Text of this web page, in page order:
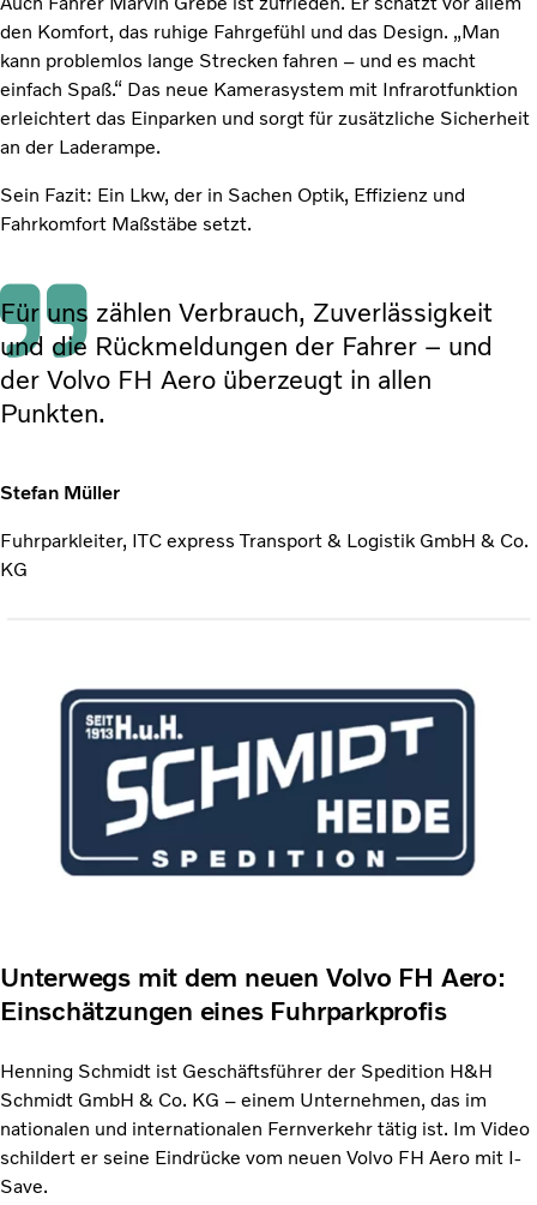
den Komfort, das ruhige Fahrgefühl und das Design. „Man
kann problemlos lange Strecken fahren – und es macht
einfach Spaß.“ Das neue Kamerasystem mit Infrarotfunktion
erleichtert das Einparken und sorgt für zusätzliche Sicherheit
an der Laderampe.
Sein Fazit: Ein Lkw, der in Sachen Optik, Effizienz und
Fahrkomfort Maßstäbe setzt.
Für uns zählen Verbrauch, Zuverlässigkeit
und die Rückmeldungen der Fahrer – und
der Volvo FH Aero überzeugt in allen
Punkten.
Stefan Müller
Fuhrparkleiter, ITC express Transport & Logistik GmbH & Co.
KG
Unterwegs mit dem neuen Volvo FH Aero:
Einschätzungen eines Fuhrparkprofis
Henning Schmidt ist Geschäftsführer der Spedition H&H
Schmidt GmbH & Co. KG – einem Unternehmen, das im
nationalen und internationalen Fernverkehr tätig ist. Im Video
schildert er seine Eindrücke vom neuen Volvo FH Aero mit I-
Save.